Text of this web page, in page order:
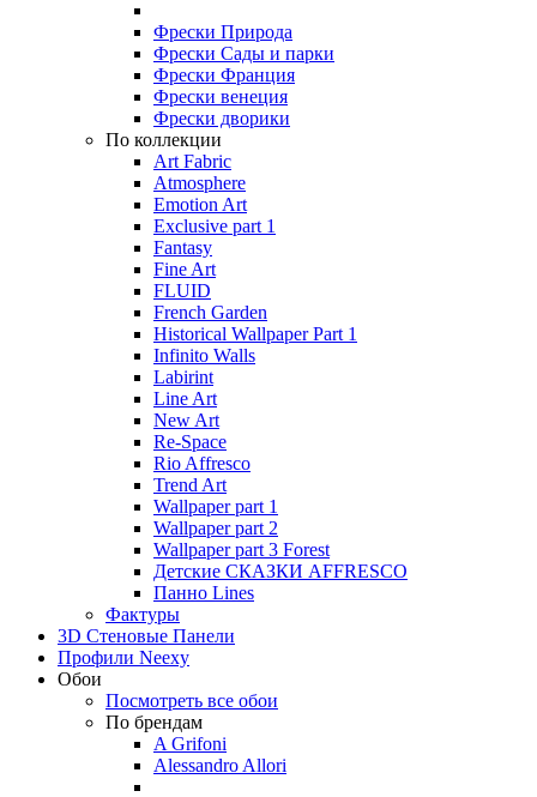
Фрески Природа
Фрески Сады и парки
Фрески Франция
Фрески венеция
Фрески дворики
По коллекции
Art Fabric
Atmosphere
Emotion Art
Exclusive part 1
Fantasy
Fine Art
FLUID
French Garden
Historical Wallpaper Part 1
Infinito Walls
Labirint
Line Art
New Art
Re-Space
Rio Affresco
Trend Art
Wallpaper part 1
Wallpaper part 2
Wallpaper part 3 Forest
Детские СКАЗКИ AFFRESCO
Панно Lines
Фактуры
3D Стеновые Панели
Профили Neexy
Обои
Посмотреть все обои
По брендам
A Grifoni
Alessandro Allori